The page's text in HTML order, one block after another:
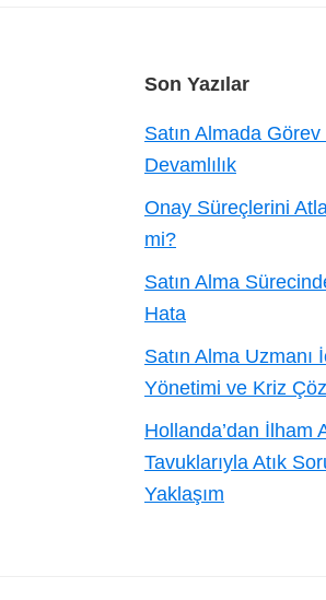
Son Yazılar
Satın Almada
Devamlılık
Onay Süreçlerini
mi?
Satın Alma
Hata
Satın Alma Uzmanı
Yönetimi ve Kriz
Hollanda’dan İlham
Tavuklarıyla Atık
Yaklaşım